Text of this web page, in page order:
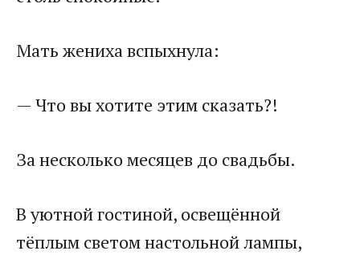
Мать жениха вспыхнула:
— Что вы хотите этим сказать?!
За несколько месяцев до свадьбы.
В уютной гостиной, освещённой
тёплым светом настольной лампы,